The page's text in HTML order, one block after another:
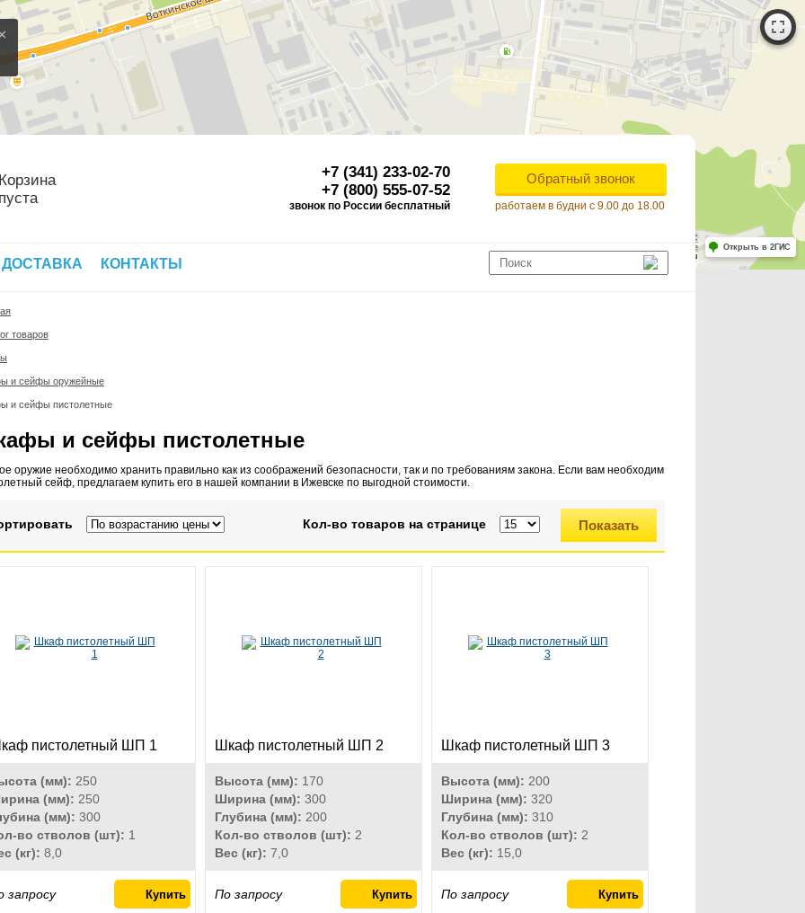
Работает на API 2ГИС
Лицензионное соглашение
Для корректной работы Raster JS API нужен ключ. Помощь: api@2gis.ru
Открыть в 2ГИС
+7 (341) 233-02-70
+7 (800) 555-07-52
звонок по России бесплатный
Обратный звонок
работаем в будни с 9.00 до 18.00
КОНТАКТЫ
товаров
и сейфы оружейные
и сейфы пистолетные
и сейфы пистолетные
оружие необходимо хранить правильно как из соображений безопасности, так и по требованиям закона. Если вам необходим
сейф, предлагаем купить его в нашей компании в Ижевске по выгодной стоимости.
Кол-во товаров на странице
пистолетный ШП 1
(мм): 250
(мм): 250
(мм): 300
во стволов (шт): 1
(кг): 8,0
запросу
Шкаф пистолетный ШП 2
Высота (мм): 170
Ширина (мм): 300
Глубина (мм): 200
Кол-во стволов (шт): 2
Вес (кг): 7,0
По запросу
Шкаф пистолетный ШП 3
Высота (мм): 200
Ширина (мм): 320
Глубина (мм): 310
Кол-во стволов (шт): 2
Вес (кг): 15,0
По запросу